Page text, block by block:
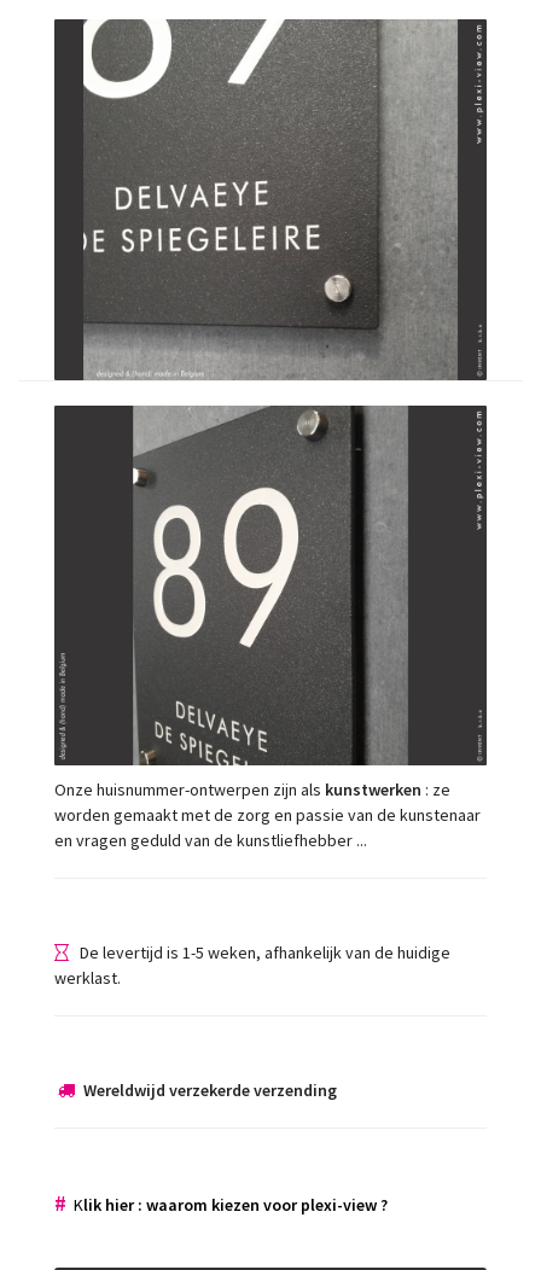
Onze huisnummer-ontwerpen zijn als kunstwerken : ze
worden gemaakt met de zorg en passie van de kunstenaar
en vragen geduld van de kunstliefhebber ...
De levertijd is 1-5 weken, afhankelijk van de huidige
werklast.
Wereldwijd verzekerde verzending
# Klik hier : waarom kiezen voor plexi-view ?